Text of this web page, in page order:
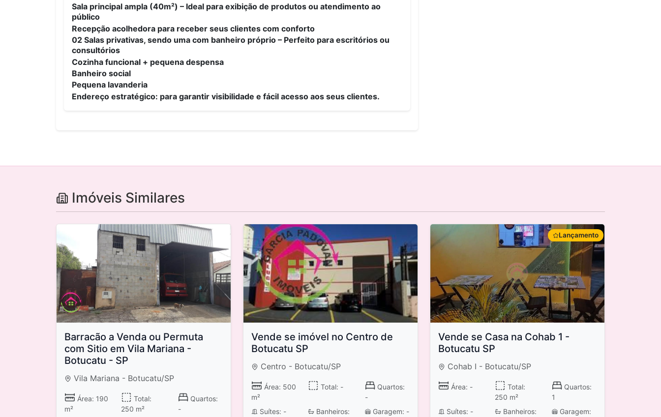
Sala principal ampla (40m²) – Ideal para exibição de produtos ou atendimento ao
público
Recepção acolhedora para receber seus clientes com conforto
02 Salas privativas, sendo uma com banheiro próprio – Perfeito para escritórios ou
consultórios
Cozinha funcional + pequena despensa
Banheiro social
Pequena lavanderia
Endereço estratégico: para garantir visibilidade e fácil acesso aos seus clientes.
Imóveis Similares
Barracão a Venda ou Permuta
com Sitio em Vila Mariana -
Botucatu - SP
Vila Mariana - Botucatu/SP
Área: 190
m²
Total:
250 m²
Quartos:
-
Vende se imóvel no Centro de
Botucatu SP
Centro - Botucatu/SP
Área: 500
m²
Total: -
Quartos:
-
Suítes: -
Banheiros:
Garagem: -
Lançamento
Vende se Casa na Cohab 1 -
Botucatu SP
Cohab I - Botucatu/SP
Área: -
Total:
250 m²
Quartos:
1
Suítes: -
Banheiros:
Garagem: